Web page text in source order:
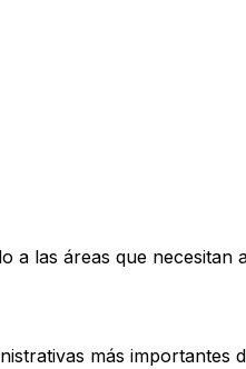
a las áreas que necesitan
más importantes